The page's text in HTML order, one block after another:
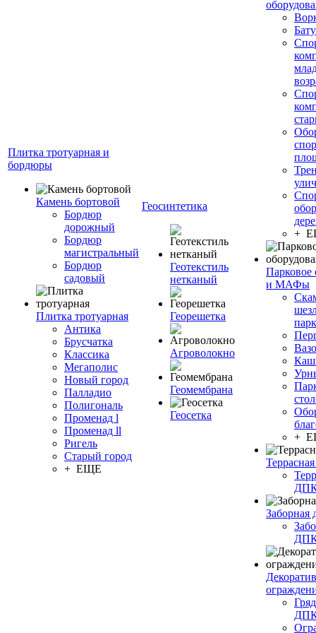
Плитка тротуарная и
бордюры
Камень бортовой
Бордюр
дорожный
Бордюр
магистральный
Бордюр
садовый
Плитка тротуарная
Антика
Брусчатка
Классика
Мегаполис
Новый город
Палладио
Полигональ
Променад l
Променад ll
Ригель
Старый город
+ ЕЩЕ
Геосинтетика
Геотекстиль
нетканый
Георешетка
Агроволокно
Геомембрана
Геосетка
+
Парковое
и МАФы
+
Заборная